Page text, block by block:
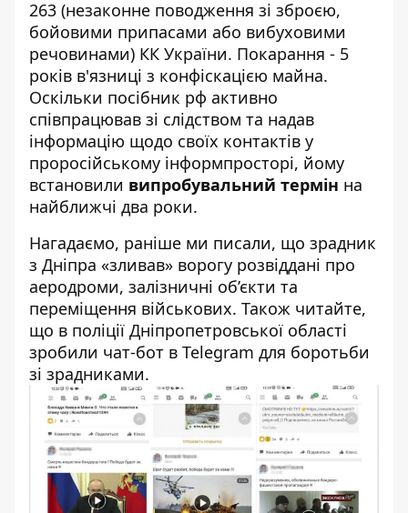
263 (незаконне поводження зі зброєю,
бойовими припасами або вибуховими
речовинами) КК України. Покарання - 5
років в'язниці з конфіскацією майна.
Оскільки посібник рф активно
співпрацював зі слідством та надав
інформацію щодо своїх контактів у
проросійському інформпросторі, йому
встановили випробувальний термін на
найближчі два роки.
Нагадаємо, раніше ми писали, що зрадник
з Дніпра «зливав» ворогу розвіддані про
аеродроми, залізничні об’єкти та
переміщення військових. Також читайте,
що в поліції Дніпропетровської області
зробили чат-бот в Telegram для боротьби
зі зрадниками.